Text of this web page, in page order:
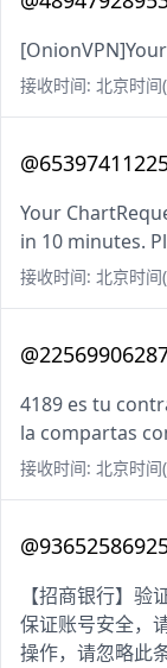
接收时间: 北京时
Your
in 10 minutes.
接收时间: 北京时
4189 es tu
la compartas
接收时间: 北京时
【招商银行】
保证账号安全，
操作，请忽略此